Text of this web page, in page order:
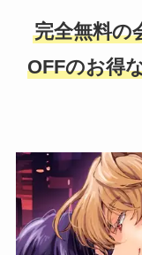
完全無料の
OFFのお得